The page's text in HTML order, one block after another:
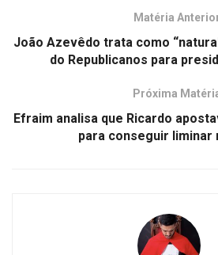
Matéria
João Azevêdo trata como
do Republicanos para
Próxima
Efraim analisa que Ricardo
para conseguir liminar